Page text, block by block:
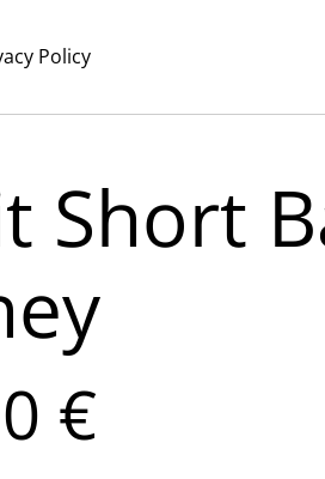
Policy
Short
€